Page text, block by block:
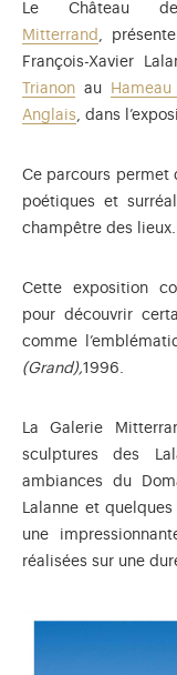
Le Château
Mitterrand ,
François-Xavier
Trianon au
Anglais, dans
Ce parcours permet
poétiques et
champêtre des lieux.
Cette exposition
pour découvrir
comme
(Grand),1996.
La Galerie
sculptures des
ambiances du
Lalanne et
une
réalisées sur une